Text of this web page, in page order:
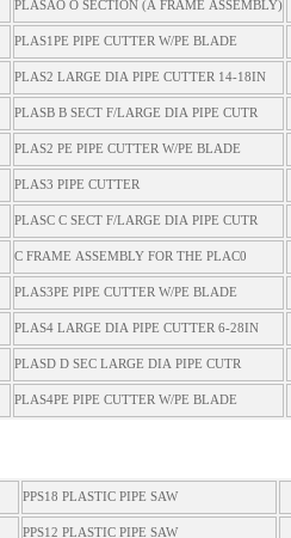
PLASAO O SECTION (A FRAME ASSEMBLY)
PLAS1PE PIPE CUTTER W/PE BLADE
PLAS2 LARGE DIA PIPE CUTTER 14-18IN
PLASB B SECT F/LARGE DIA PIPE CUTR
PLAS2 PE PIPE CUTTER W/PE BLADE
PLAS3 PIPE CUTTER
PLASC C SECT F/LARGE DIA PIPE CUTR
C FRAME ASSEMBLY FOR THE PLAC0
PLAS3PE PIPE CUTTER W/PE BLADE
PLAS4 LARGE DIA PIPE CUTTER 6-28IN
PLASD D SEC LARGE DIA PIPE CUTR
PLAS4PE PIPE CUTTER W/PE BLADE
PPS18 PLASTIC PIPE SAW
PPS12 PLASTIC PIPE SAW